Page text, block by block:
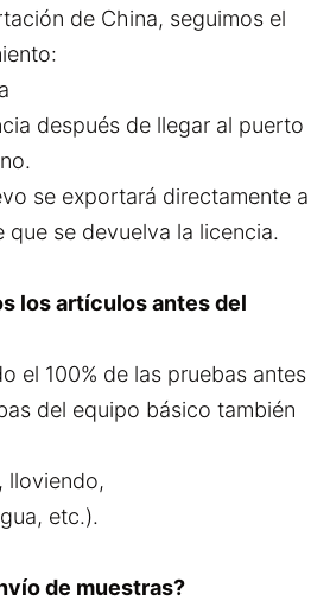
de China, seguimos el
después de llegar al puerto
se exportará directamente a
que se devuelva la licencia.
los artículos antes del
el 100% de las pruebas antes
del equipo básico también
lloviendo,
etc.).
de muestras?